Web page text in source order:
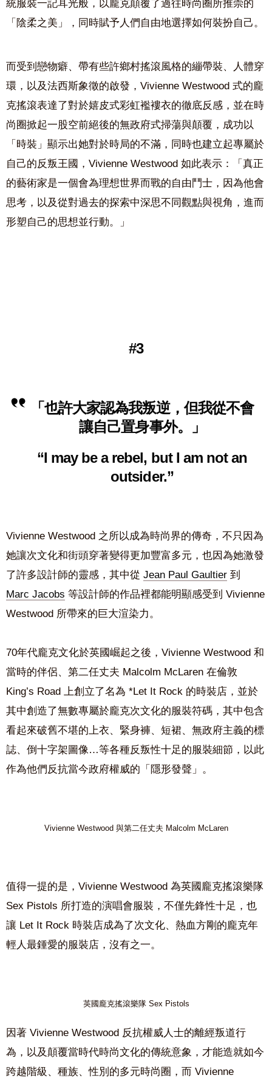
統服裝一記耳光般，以龐克顛覆了過往時尚圈所推崇的
「陰柔之美」，同時賦予人們自由地選擇如何裝扮自己。
而受到戀物癖、帶有些許鄉村搖滾風格的繃帶裝、人體穿
環，以及法西斯象徵的啟發，Vivienne Westwood 式的龐
克搖滾表達了對於嬉皮式彩虹襤褸衣的徹底反感，並在時
尚圈掀起一股空前絕後的無政府式掃蕩與顛覆，成功以
「時裝」顯示出她對於時局的不滿，同時也建立起專屬於
自己的反叛王國，Vivienne Westwood 如此表示：「真正
的藝術家是一個會為理想世界而戰的自由鬥士，因為他會
思考，以及從對過去的探索中深思不同觀點與視角，進而
形塑自己的思想並行動。」
#3
「也許大家認為我叛逆，但我從不會
讓自己置身事外。」
“I may be a rebel, but I am not an
outsider.”
Vivienne Westwood 之所以成為時尚界的傳奇，不只因為
她讓次文化和街頭穿著變得更加豐富多元，也因為她激發
了許多設計師的靈感，其中從 Jean Paul Gaultier 到
Marc Jacobs 等設計師的作品裡都能明顯感受到 Vivienne
Westwood 所帶來的巨大渲染力。
70年代龐克文化於英國崛起之後，Vivienne Westwood 和
當時的伴侶、第二任丈夫 Malcolm McLaren 在倫敦
King’s Road 上創立了名為 *Let It Rock 的時裝店，並於
其中創造了無數專屬於龐克次文化的服裝符碼，其中包含
看起來破舊不堪的上衣、緊身褲、短裙、無政府主義的標
誌、倒十字架圖像…等各種反叛性十足的服裝細節，以此
作為他們反抗當今政府權威的「隱形發聲」。
Vivienne Westwood 與第二任丈夫 Malcolm McLaren
值得一提的是，Vivienne Westwood 為英國龐克搖滾樂隊
Sex Pistols 所打造的演唱會服裝，不僅先鋒性十足，也
讓 Let It Rock 時裝店成為了次文化、熱血方剛的龐克年
輕人最鍾愛的服裝店，沒有之一。
英國龐克搖滾樂隊 Sex Pistols
因著 Vivienne Westwood 反抗權威人士的離經叛道行
為，以及顛覆當時代時尚文化的傳統意象，才能造就如今
跨越階級、種族、性別的多元時尚圈，而 Vivienne